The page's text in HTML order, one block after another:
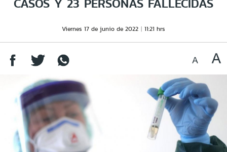
Viernes 17 de junio de 2022 11:21 hrs